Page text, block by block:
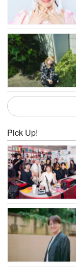
Pick Up!